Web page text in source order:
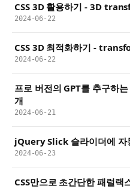
CSS 3D 활용하기 - 3D
2024-06-22
CSS 3D 최적화하기 -
2024-06-22
프로 버전의 GPT를 추구하
개
2024-06-21
jQuery Slick 슬라이더에 자
2024-06-23
CSS만으로 초간단한 패럴랙